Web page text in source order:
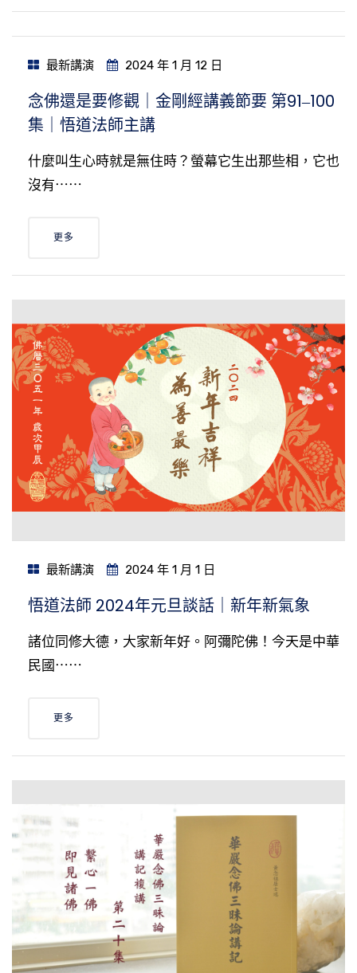
最新講演 2024 年 1 月 12 日
念佛還是要修觀｜金剛經講義節要 第91‒100
集｜悟道法師主講
什麼叫生心時就是無住時？螢幕它生出那些相，它也
沒有⋯⋯
更多
最新講演 2024 年 1 月 1 日
悟道法師 2024年元旦談話｜新年新氣象
諸位同修大德，大家新年好。阿彌陀佛！今天是中華
民國⋯⋯
更多